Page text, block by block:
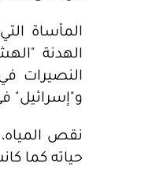
الهدنة
و"إسرائيل" في
نقص
حياته كما